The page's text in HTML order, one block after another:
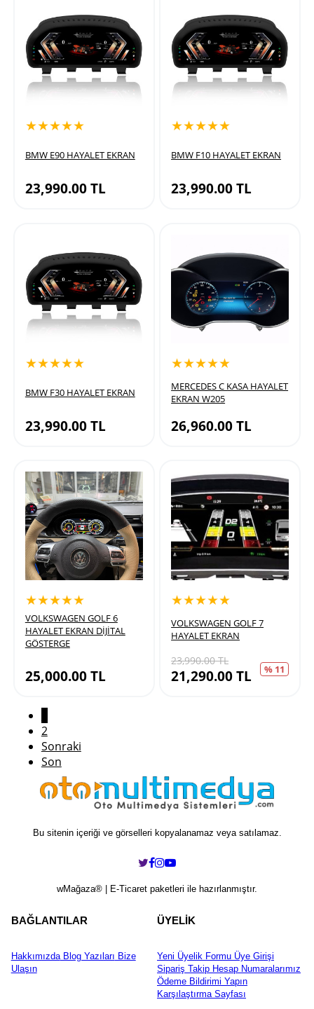
★★★★★
BMW E90 HAYALET EKRAN
23,990.00TL
★★★★★
BMW F10 HAYALET EKRAN
23,990.00TL
★★★★★
BMW F30 HAYALET EKRAN
23,990.00TL
★★★★★
MERCEDES C KASA HAYALET
EKRAN W205
26,960.00TL
★★★★★
VOLKSWAGEN GOLF 6
HAYALET EKRAN DİJİTAL
GÖSTERGE
25,000.00TL
★★★★★
VOLKSWAGEN GOLF 7
HAYALET EKRAN
23,990.00TL
21,290.00TL % 11
2
Sonraki
Son
Bu sitenin içeriği ve görselleri kopyalanamaz veya satılamaz.
wMağaza® | E-Ticaret paketleri ile hazırlanmıştır.
BAĞLANTILAR
HakkımızdaBlog Yazıları Bize
Ulaşın
ÜYELİK
Yeni Üyelik Formu Üye Girişi
Sipariş Takip Hesap Numaralarımız
Ödeme Bildirimi Yapın
Karşılaştırma Sayfası